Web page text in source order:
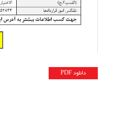
دانلود PDF